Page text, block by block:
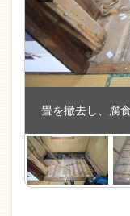
畳を撤去し、腐